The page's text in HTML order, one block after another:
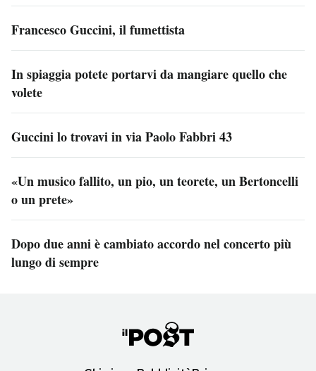
Francesco Guccini, il fumettista
In spiaggia potete portarvi da mangiare quello che
volete
Guccini lo trovavi in via Paolo Fabbri 43
«Un musico fallito, un pio, un teorete, un Bertoncelli
o un prete»
Dopo due anni è cambiato accordo nel concerto più
lungo di sempre